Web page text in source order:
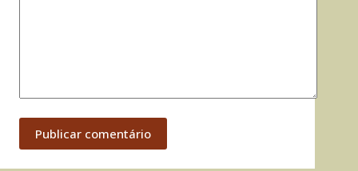
Publicar comentário